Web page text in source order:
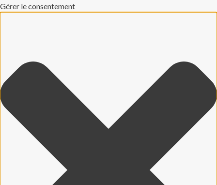
Gérer le consentement